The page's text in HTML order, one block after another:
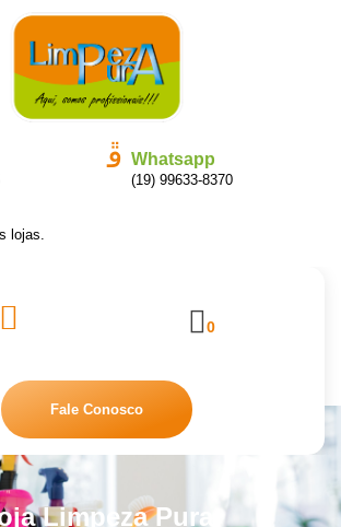
Whatsapp
(19) 99633-8370
lojas.
0
Fale Conosco
Limpeza Pura